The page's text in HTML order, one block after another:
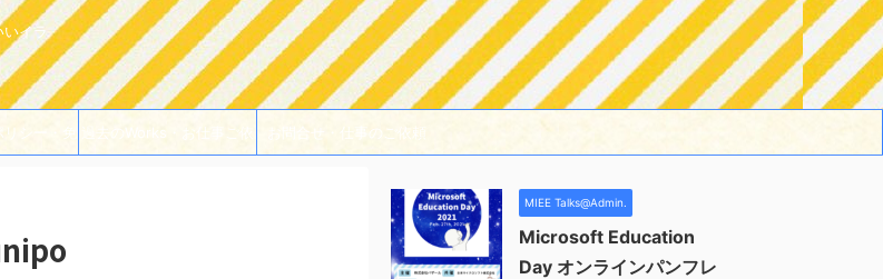
いイラ
シー・免 過去のWorks・お仕事ご依 お問合せ・仕事のご依頼
MIEE Talks@Admin.
Microsoft Education
Day オンラインパンフレ